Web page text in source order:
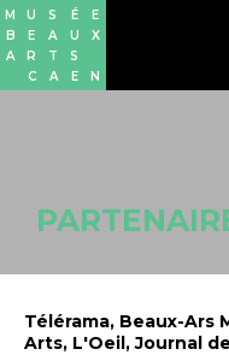
Aller
au
contenu
principal
M U S É
E
B
E A U
X
A
R T
S
C
A E N
Télérama, Beaux-Ars
Arts, L'Oeil, Journal
Panneau de gestion des